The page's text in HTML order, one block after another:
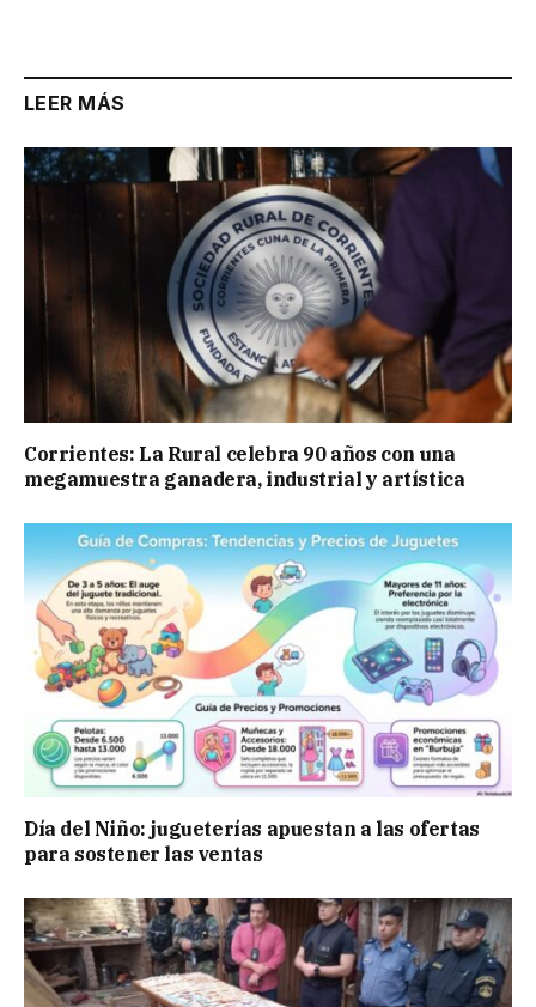
LEER MÁS
Corrientes: La Rural celebra 90 años con una
megamuestra ganadera, industrial y artística
Día del Niño: jugueterías apuestan a las ofertas
para sostener las ventas